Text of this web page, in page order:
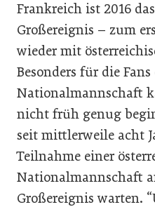
Frankreich ist 2016
Großereignis – zum
wieder mit
Besonders für die
Nationalmannschaft
nicht früh genug
seit mittlerweile acht
Teilnahme einer
Nationalmannschaft
Großereignis warten.